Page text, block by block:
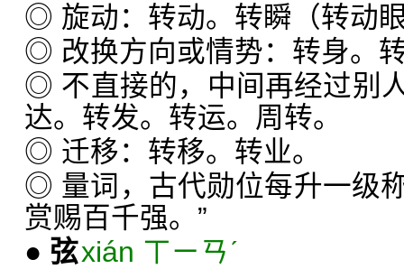
◎ 旋动：转动。转瞬（转动
◎ 改换方向或情势：转身。
◎ 不直接的，中间再经过别
达。转发。转运。周转。
◎ 迁移：转移。转业。
◎ 量词，古代勋位每升一级
赏赐百千强。”
● 弦xián ㄒㄧㄢˊ